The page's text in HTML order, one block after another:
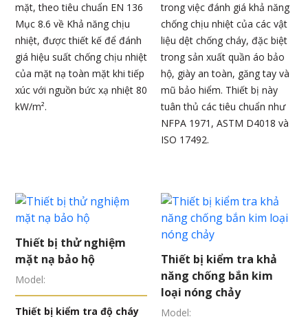
mặt, theo tiêu chuẩn EN 136
Mục 8.6 về Khả năng chịu
nhiệt, được thiết kế để đánh
giá hiệu suất chống chịu nhiệt
của mặt nạ toàn mặt khi tiếp
xúc với nguồn bức xạ nhiệt 80
kW/m².
trong việc đánh giá khả năng
chống chịu nhiệt của các vật
liệu dệt chống cháy, đặc biệt
trong sản xuất quần áo bảo
hộ, giày an toàn, găng tay và
mũ bảo hiểm. Thiết bị này
tuân thủ các tiêu chuẩn như
NFPA 1971, ASTM D4018 và
ISO 17492.
Thiết bị thử nghiệm
mặt nạ bảo hộ
Model:
Thiết bị kiểm tra độ cháy
Thiết bị kiểm tra khả
năng chống bắn kim
loại nóng chảy
Model: